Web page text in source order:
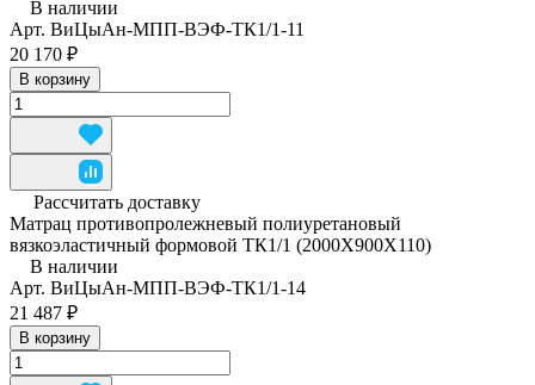
В наличии
Арт. ВиЦыАн-МПП-ВЭФ-ТК1/1-11
20 170 ₽
В корзину
Рассчитать доставку
Матрац противопролежневый полиуретановый
вязкоэластичный формовой ТК1/1 (2000Х900Х110)
В наличии
Арт. ВиЦыАн-МПП-ВЭФ-ТК1/1-14
21 487 ₽
В корзину